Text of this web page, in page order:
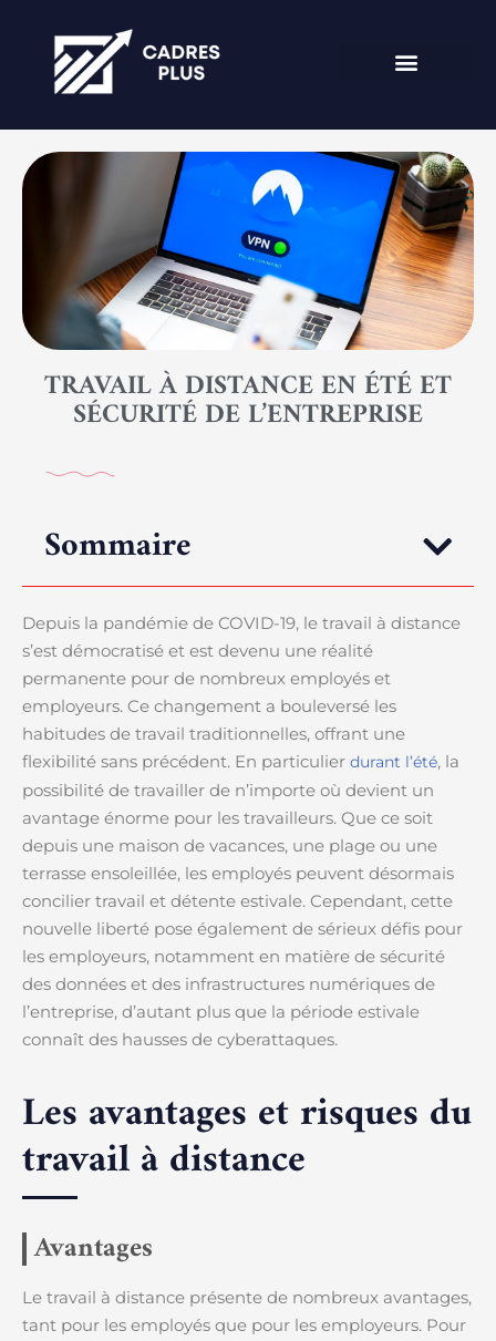
TRAVAIL À DISTANCE EN ÉTÉ ET
SÉCURITÉ DE L’ENTREPRISE
Sommaire
Depuis la pandémie de COVID-19, le travail à distance
s’est démocratisé et est devenu une réalité
permanente pour de nombreux employés et
employeurs. Ce changement a bouleversé les
habitudes de travail traditionnelles, offrant une
flexibilité sans précédent. En particulier durant l’été, la
possibilité de travailler de n’importe où devient un
avantage énorme pour les travailleurs. Que ce soit
depuis une maison de vacances, une plage ou une
terrasse ensoleillée, les employés peuvent désormais
concilier travail et détente estivale. Cependant, cette
nouvelle liberté pose également de sérieux défis pour
les employeurs, notamment en matière de sécurité
des données et des infrastructures numériques de
l’entreprise, d’autant plus que la période estivale
connaît des hausses de cyberattaques.
Les avantages et risques du
travail à distance
Avantages
Le travail à distance présente de nombreux avantages,
tant pour les employés que pour les employeurs. Pour